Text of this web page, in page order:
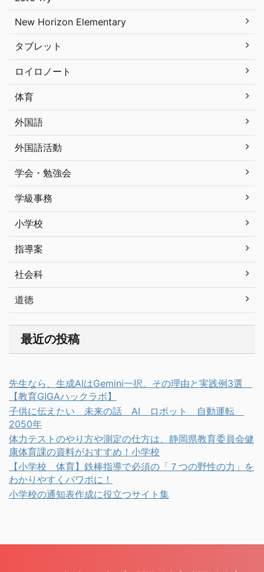
New Horizon Elementary
タブレット
ロイロノート
体育
外国語
外国語活動
学会・勉強会
学級事務
小学校
指導案
社会科
道徳
最近の投稿
先生なら、生成AIはGemini一択。その理由と実践例3選
【教育GIGAハックラボ】
子供に伝えたい 未来の話 AI ロボット 自動運転
2050年
体力テストのやり方や測定の仕方は、静岡県教育委員会健
康体育課の資料がおすすめ！小学校
【小学校 体育】鉄棒指導で必須の「７つの野性の力」を
わかりやすくパワポに！
小学校の通知表作成に役立つサイト集